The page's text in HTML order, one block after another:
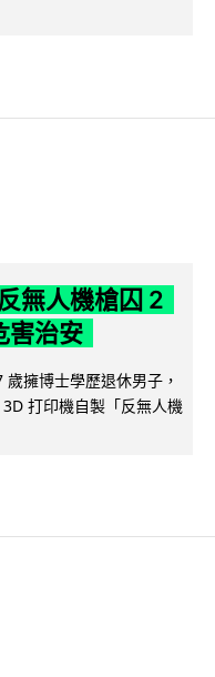
無人機槍囚 2
害治安
歲擁博士學歷退休男子，
打印機自製「反無人機